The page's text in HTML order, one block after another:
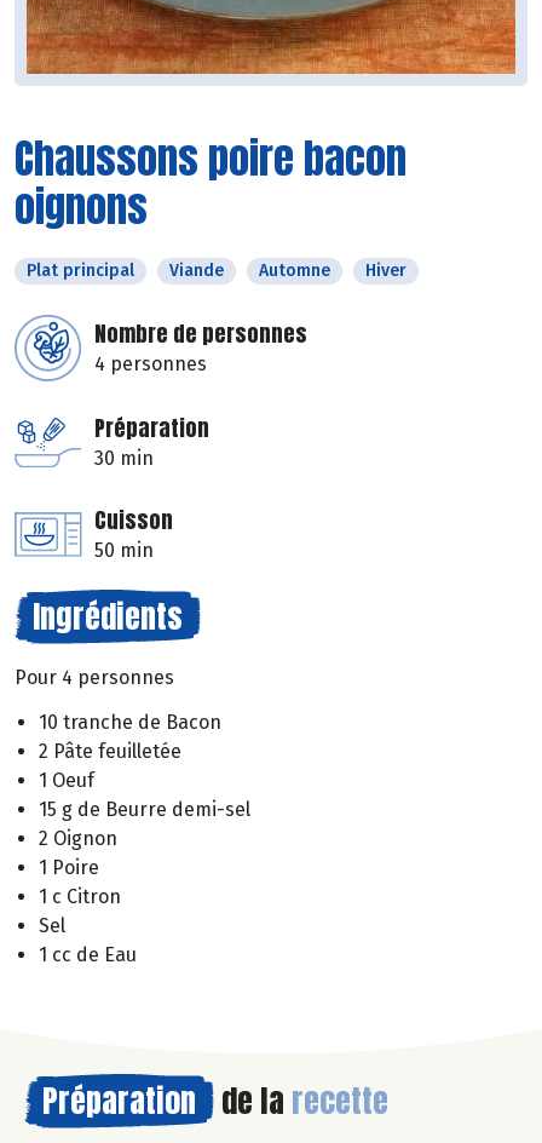
Chaussons poire bacon
oignons
Plat principal Viande Automne Hiver
Nombre de personnes
4 personnes
Préparation
30 min
Cuisson
50 min
Ingrédients
Pour 4 personnes
10 tranche de Bacon
2 Pâte feuilletée
1 Oeuf
15 g de Beurre demi-sel
2 Oignon
1 Poire
1 c Citron
Sel
1 cc de Eau
Préparation de la recette